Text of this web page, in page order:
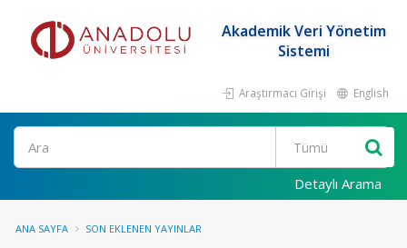
Akademik Veri Yönetim
Sistemi
Araştırmacı Girişi English
Ara
Detaylı Arama
ANA SAYFA SON EKLENEN YAYINLAR